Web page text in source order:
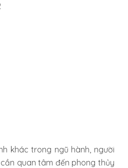
khác trong ngũ hành, người
quan tâm đến phong thủy